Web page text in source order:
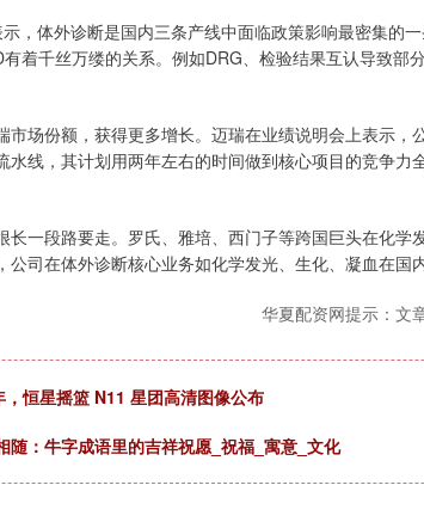
，体外诊断是国内三条产线中面临政策影响最密集的
着千丝万缕的关系。例如DRG、检验结果互认导致部
场份额，获得更多增长。迈瑞在业绩说明会上表示，
水线，其计划用两年左右的时间做到核心项目的竞争力
长一段路要走。罗氏、雅培、西门子等跨国巨头在化学
司在体外诊断核心业务如化学发光、生化、凝血在国
华夏配资网提示：文
恒星摇篮 N11 星团高清图像公布
随：牛字成语里的吉祥祝愿_祝福_寓意_文化